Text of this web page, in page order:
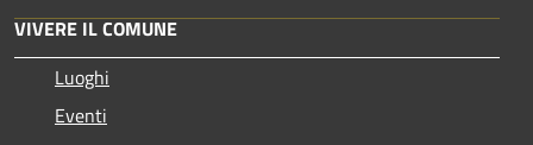
VIVERE IL COMUNE
Luoghi
Eventi